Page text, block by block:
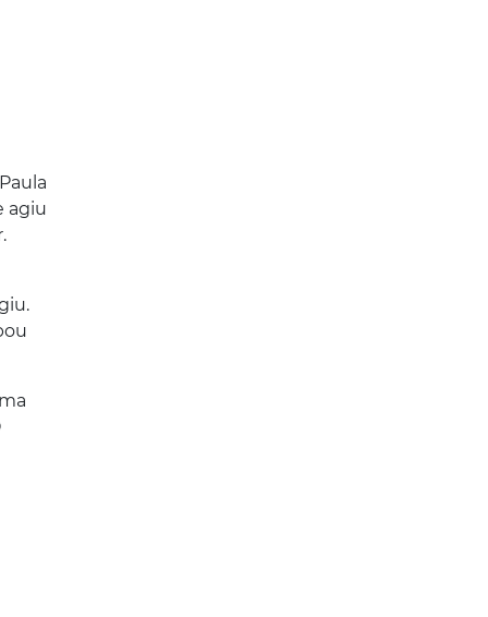
agiu